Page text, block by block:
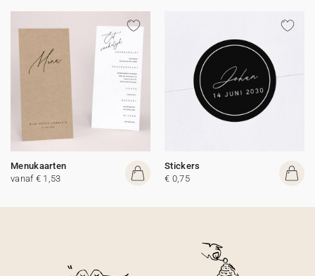
Menukaarten
vanaf € 1,53
Stickers
€ 0,75